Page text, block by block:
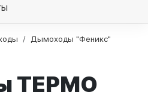
Дымоходы "Феникс"
ТЕРМО